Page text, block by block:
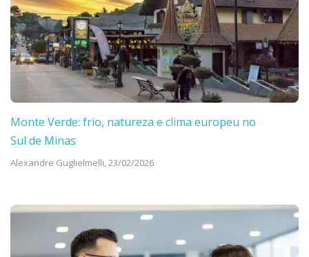
Monte Verde: frio, natureza e clima europeu no
Sul de Minas
Alexandre Guglielmelli, 23/02/2026